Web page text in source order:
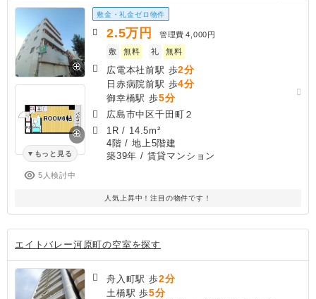
もっと見る
5人検討中
敷金・礼金ゼロ物件
2.5万円 管理費 4,000円
敷
無料 礼 無料
広電本社前駅 歩2分
日赤病院前駅 歩4分
御幸橋駅 歩5分
広島市中区千田町２
1R / 14.5m²
4階 / 地上5階建
築39年 / 賃貸マンション
人気上昇中！注目の物件です！
エイトバレー河原町の空室を探す
舟入町駅 歩2分
土橋駅 歩5分